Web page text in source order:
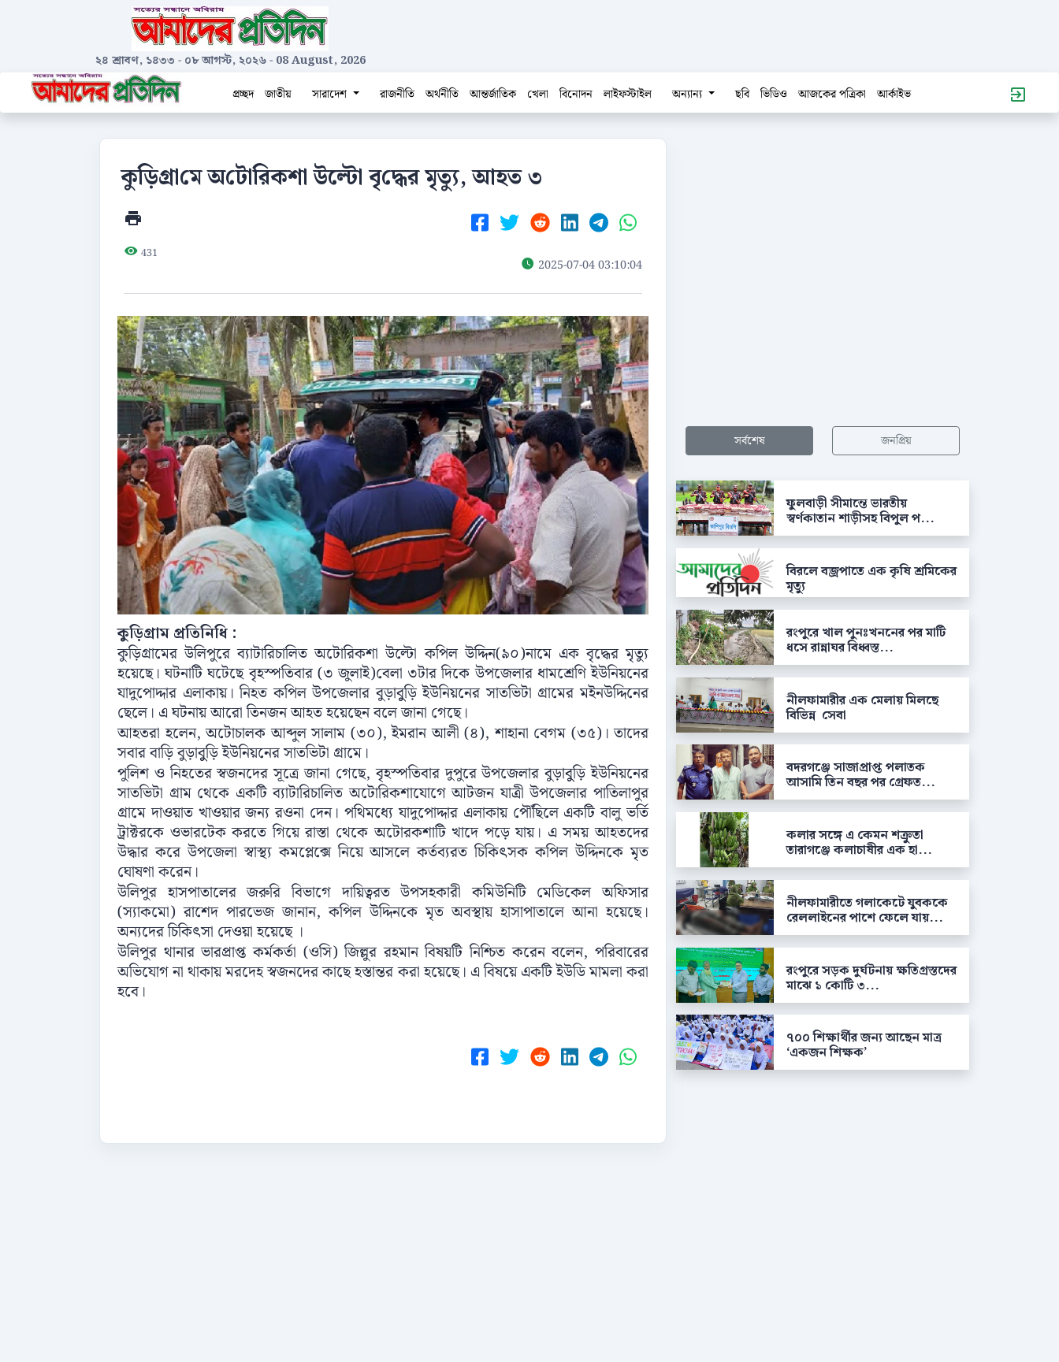
২৪ শ্রাবণ, ১৪৩৩ - ০৮ আগস্ট, ২০২৬- 08 August, 2026
প্রচ্ছদ
জাতীয় সারাদেশ রাজনীতি অর্থনীতি আন্তর্জাতিক খেলা বিনোদন লাইফস্টাইল অন্যান্য ছবি ভিডিও আজকের পত্রিকা আর্কাইভ
কু‌ড়িগ্রা‌মে অ‌টো‌রিকশা উল্টো বৃ‌দ্ধের মৃত‌্যু, আহত ৩
431
2025-07-04 03:10:04
কু‌ড়িগ্রাম প্রতিনিধি :
কু‌ড়িগ্রা‌মের উলিপু‌রে ব‌্যাটা‌রিচা‌লিত অ‌টো‌রিকশা উল্টো কপিল উদ্দিন(৯০)না‌মে এক বৃ‌দ্ধের মৃত‌্যু
হয়ে‌ছে। ঘটনা‌টি ঘ‌টে‌ছে বৃহস্প‌তিবার (৩ জুলাই)বেলা ৩টার দি‌কে উপ‌জেলার ধাম‌শ্রেণি ইউনিয়‌নের
যাদু‌পোদ্দার এলাকায়। নিহত ক‌পিল উপ‌জেলার বুড়াবুুড়ি ইউনিয়‌নের সাত‌ভিটা গ্রা‌মের মইনউদ্দি‌নের
ছে‌লে। এ ঘটনায় আরো তিনজন আহত হ‌য়ে‌ছেন ব‌লে জানা গে‌ছে।
আহতরা হ‌লেন, অ‌টোচালক আব্দুল সালাম (৩০), ইমরান আলী (৪), শাহানা বেগম (৩৫)। তা‌দের
সবার বা‌ড়ি বুড়াবুুড়ি ইউনিয়‌নের সাত‌ভিটা গ্রা‌মে।
পু‌লিশ ও নিহ‌তের স্বজনদের সূ‌ত্রে জানা গে‌ছে, বৃহস্প‌তিবার দুপু‌রে উপ‌জেলার বুড়াবুুড়ি ইউনিয়‌নের
সাত‌ভিটা গ্রা‌ম থেকে এক‌টি ব‌্যাটা‌রিচা‌লিত অ‌টোরিকশা‌যো‌গে আটজন যা‌ত্রী উপ‌জেলার পা‌তিলাপুর
গ্রা‌মে দাওয়াত খাওয়ার জন‌্য রওনা দেন। প‌থিম‌ধ্যে যাদু‌পোদ্দার এলাকায় পৌঁ‌ছি‌লে এক‌টি বালু ভ‌র্তি
ট্রাক্টর‌কে ওভার‌টেক কর‌তে গি‌য়ে রাস্তা‌ থে‌কে অ‌টোরকশা‌টি খা‌দে প‌ড়ে যায়। এ সময় আহত‌দের
উদ্ধার ক‌রে উপ‌জেলা স্বাস্থ‌্য কম‌প্লে‌ক্সে নি‌য়ে আস‌লে কর্তব‌্যরত চি‌কিৎসক কপিল উদ্দিনকে মৃত
ঘোষণা ক‌রেন।
উলিপুর হাসপাতা‌লের জরু‌রি বিভা‌গে দা‌য়িত্বরত উপসহকারী ক‌মিউনি‌টি মে‌ডি‌কেল অ‌ফিসার
(স‌্যাক‌মো) রা‌শেদ পার‌ভেজ জানান, ক‌পিল উদ্দিন‌কে মৃত অবস্থায় হাসাপাতা‌লে আনা হ‌য়ে‌ছে।
অন‌্যদের চি‌কিৎসা দেওয়া হ‌য়ে‌ছে ।
উলিপুর থানার ভারপ্রাপ্ত কর্মকর্তা (ও‌সি) জিল্লুর রহমান বিষয়‌টি নি‌শ্চিত ক‌রেন ব‌লেন, প‌রিবা‌রের
অ‌ভি‌যোগ না থাকায় মরদেহ স্বজন‌দের কা‌ছে হস্তান্তর করা হ‌য়ে‌ছে। এ বিষয়ে একটি ইউডি মামলা করা
হ‌বে।
সর্বশেষ জনপ্রিয়
ফুলবাড়ী সীমান্তে ভারতীয়
স্বর্ণকাতান শাড়ীসহ বিপুল প...
বিরলে বজ্রপাতে এক কৃষি শ্রমিকের
মৃত্যু
রংপুরে খাল পুনঃখননের পর মাটি
ধসে রান্নাঘর বিধ্বস্ত...
নীলফামারীর এক মেলায় মিলছে
বিভিন্ন সেবা
বদরগঞ্জে সাজাপ্রাপ্ত পলাতক
আসামি তিন বছর পর গ্রেফত...
কলার সঙ্গে এ কেমন শক্রুতা
তারাগঞ্জে কলাচাষীর এক হা...
নীলফামারীতে গলাকেটে যুবককে
রেললাইনের পাশে ফেলে যায়...
রংপুরে সড়ক দুর্ঘটনায় ক্ষতিগ্রস্তদের
মাঝে ১ কোটি ৩...
৭০০ শিক্ষার্থীর জন্য আছেন মাত্র
‘একজন শিক্ষক’